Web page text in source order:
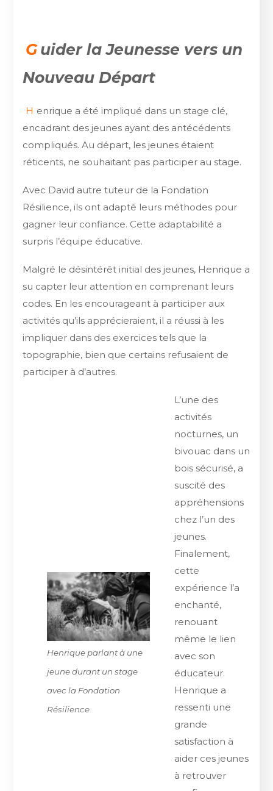
Guider la Jeunesse vers un
Nouveau Départ
H enrique a été impliqué dans un stage clé,
encadrant des jeunes ayant des antécédents
compliqués. Au départ, les jeunes étaient
réticents, ne souhaitant pas participer au stage.
Avec David autre tuteur de la Fondation
Résilience, ils ont adapté leurs méthodes pour
gagner leur confiance. Cette adaptabilité a
surpris l’équipe éducative.
Malgré le désintérêt initial des jeunes, Henrique a
su capter leur attention en comprenant leurs
codes. En les encourageant à participer aux
activités qu’ils apprécieraient, il a réussi à les
impliquer dans des exercices tels que la
topographie, bien que certains refusaient de
participer à d’autres.
Henrique parlant à une
jeune durant un stage
avec la Fondation
Résilience
L’une des
activités
nocturnes, un
bivouac dans un
bois sécurisé, a
suscité des
appréhensions
chez l’un des
jeunes.
Finalement,
cette
expérience l’a
enchanté,
renouant
même le lien
avec son
éducateur.
Henrique a
ressenti une
grande
satisfaction à
aider ces jeunes
à retrouver